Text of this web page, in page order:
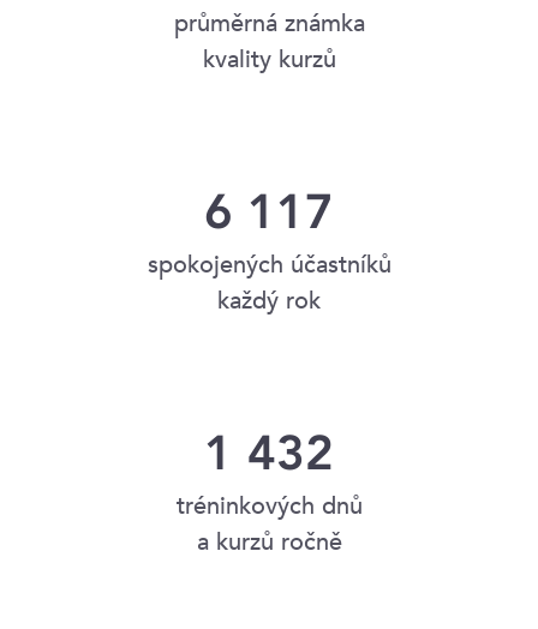
průměrná známka
kvality kurzů
6 117
spokojených účastníků
každý rok
1 432
tréninkových dnů
a kurzů ročně